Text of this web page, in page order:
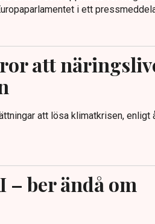
i ett
att
att lösa klimatkrisen, enligt
– ber ändå om